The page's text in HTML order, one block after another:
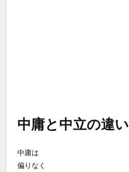
中庸と中立の違い
中庸は
偏りなく